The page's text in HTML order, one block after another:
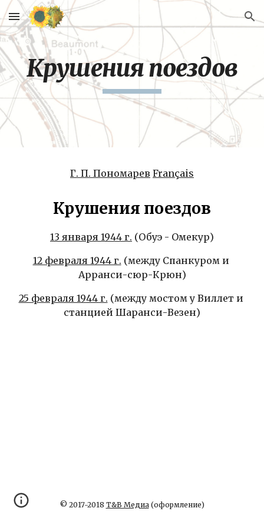
Skip to main content Skip to navigation
Крушения поездов
Г. П. Пономарев Français
Крушения поездов
13 января 1944 г. (Обуэ - Омекур)
12 февраля 1944 г. (между Спанкуром и
Арранси-сюр-Крюн)
25 февраля 1944 г. (между мостом у Виллет и
станцией Шаранси-Везен)
© 2017-2018 Т&В Медиа(оформление)